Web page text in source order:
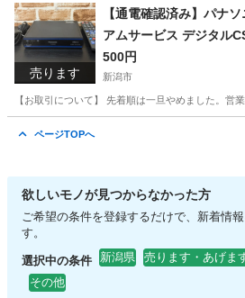
新潟 新潟市 その他
売ります
【通電確認済み】パナ
アムサービス デジタル
2018年製
500円
新潟市
【お取引について】 先着順は一旦やめました。
ページTOPへ
欲しいモノが見つからなかった方
ご希望の条件を登録するだけで、新着情
す。
選択中の条件 新潟県 売ります・あげま
その他